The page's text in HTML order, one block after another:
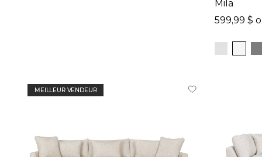
Mila
599,99 $
MEILLEUR VENDEUR